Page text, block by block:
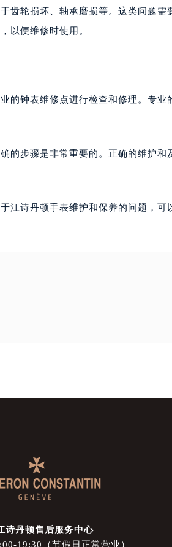
齿轮损坏、轴承磨损等。这类问题需
以便维修时使用。
的钟表维修点进行检查和修理。专业
的步骤是非常重要的。正确的维护和
江诗丹顿手表维护和保养的问题，可
诗丹顿售后服务中心
19:30（节假日正常营业）